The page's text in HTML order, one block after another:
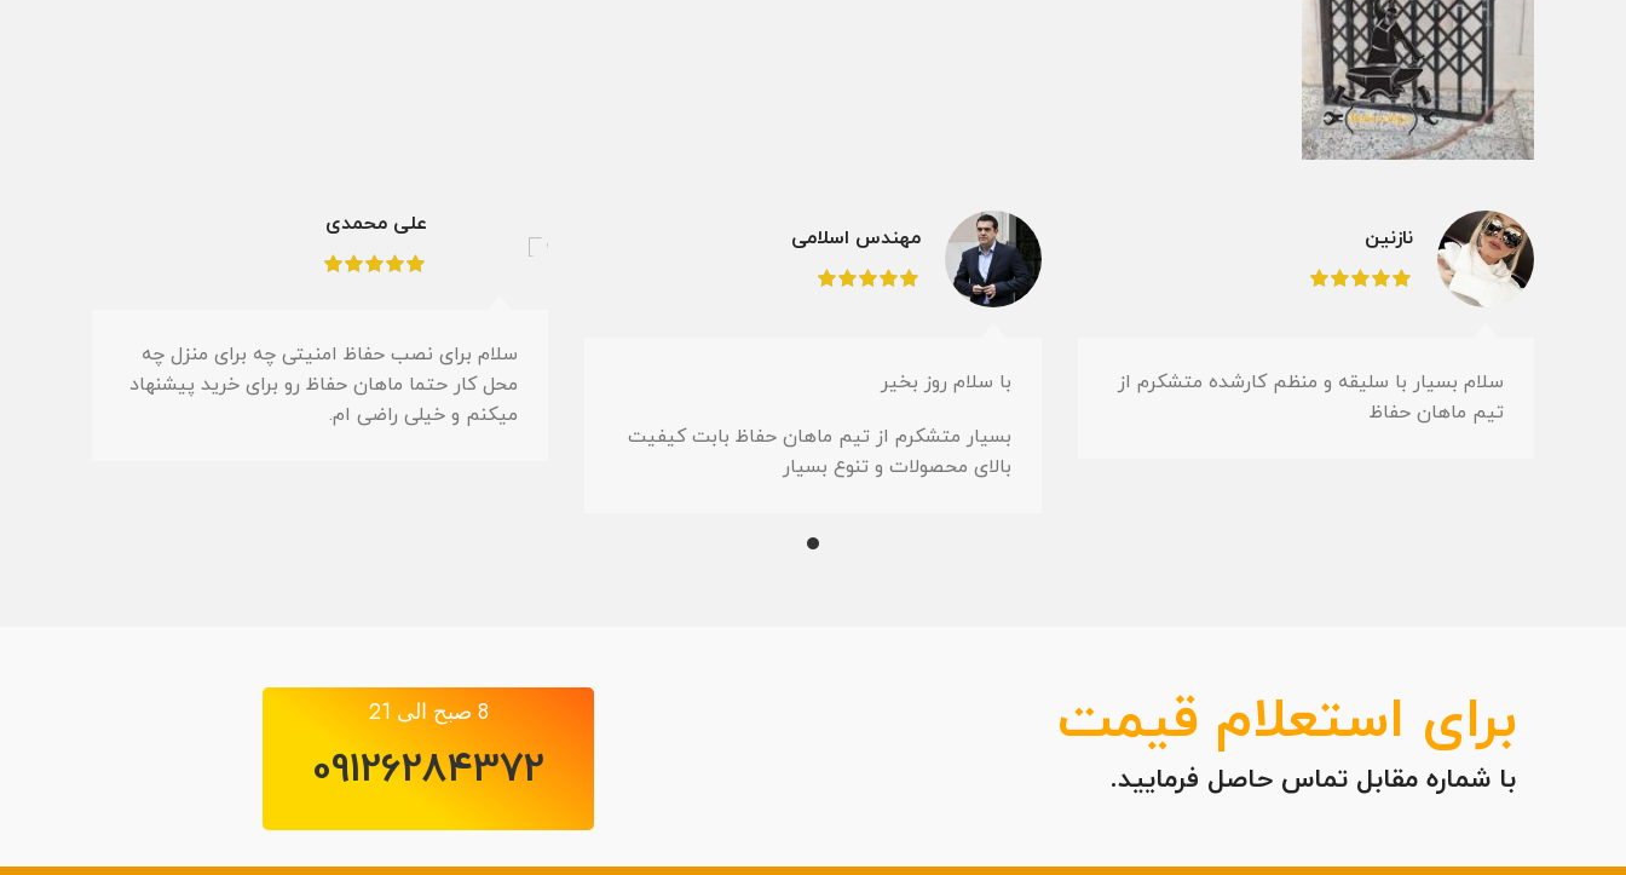
نازنین
سلام بسیار با سلیقه و منظم کارشده متشکرم از
تیم ماهان حفاظ
مهندس اسلامی
با سلام روز بخیر
بسیار متشکرم از تیم ماهان حفاظ بابت کیفیت
بالای محصولات و تنوع بسیار
علی محمدی
سلام برای نصب حفاظ امنیتی چه برای منزل چه
محل کار حتما ماهان حفاظ رو برای خرید پیشنهاد
میکنم و خیلی راضی ام.
برای استعلام قیمت
با شماره مقابل تماس حاصل فرمایید.
8 صبح الی 21
09126284372